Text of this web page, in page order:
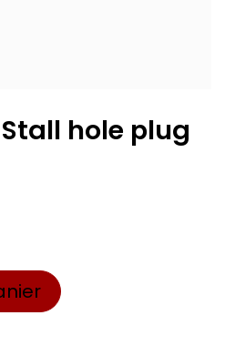
hole plug